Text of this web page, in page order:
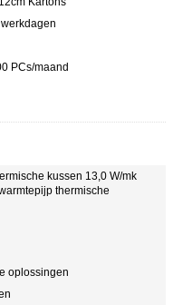
PCs/maand
kussen 13,0 W/mk
thermische
oplossingen